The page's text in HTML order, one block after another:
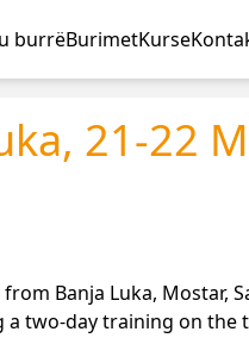
burrëBurimetKurse
21-22
Banja Luka, Mostar,
a two-day training on the